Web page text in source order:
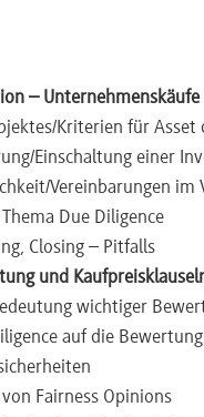
–
Kriterien für Asset
Einschaltung einer
Vereinbarungen im
Due Diligence
Closing – Pitfalls
und
wichtiger
auf die Bewertung
Fairness Opinions